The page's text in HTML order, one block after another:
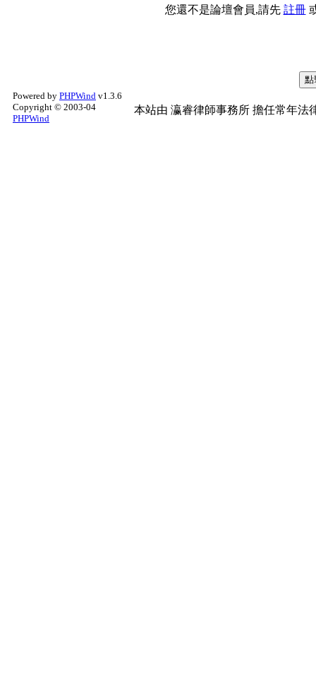
您還不是論壇會員,請先 註冊
Powered by PHPWind v1.3.6
Copyright © 2003-04
PHPWind
本站由 瀛睿律師事務所 擔任常年法